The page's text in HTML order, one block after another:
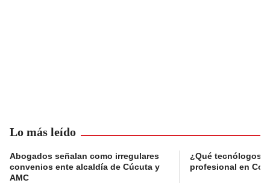
Lo más leído
Abogados señalan como irregulares
convenios ente alcaldía de Cúcuta y
AMC
¿Qué tecnólogos
profesional en